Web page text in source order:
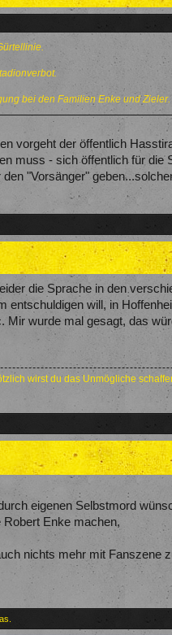
bei den Familien Enke und Zieler.
vorgeht der öffentlich
muss - sich öffentlich für die
"Vorsänger"
die Sprache in den
entschuldigen will, in
Mir wurde mal gesagt, das
wirst du das Unmögliche
eigenen Selbstmord
Robert Enke machen,
nichts mehr mit Fanszene